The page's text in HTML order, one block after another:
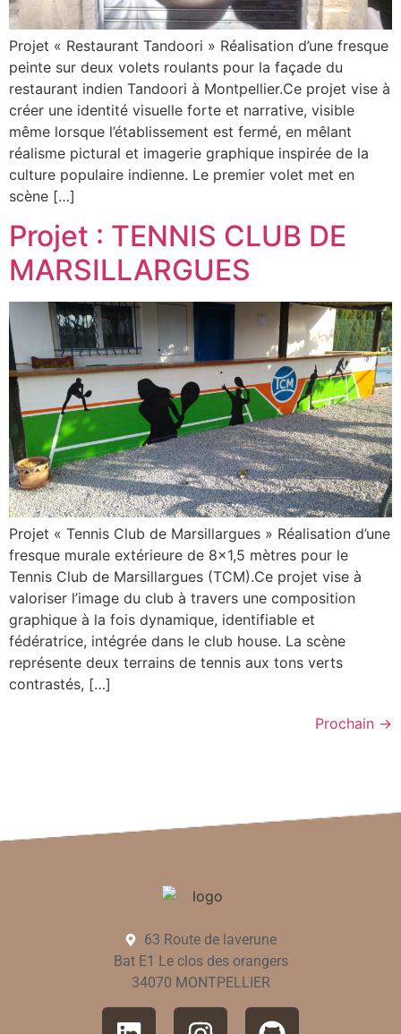
Projet « Restaurant Tandoori » Réalisation d’une fresque
peinte sur deux volets roulants pour la façade du
restaurant indien Tandoori à Montpellier.Ce projet vise à
créer une identité visuelle forte et narrative, visible
même lorsque l’établissement est fermé, en mêlant
réalisme pictural et imagerie graphique inspirée de la
culture populaire indienne. Le premier volet met en
scène […]
Projet : TENNIS CLUB DE
MARSILLARGUES
Projet « Tennis Club de Marsillargues » Réalisation d’une
fresque murale extérieure de 8×1,5 mètres pour le
Tennis Club de Marsillargues (TCM).Ce projet vise à
valoriser l’image du club à travers une composition
graphique à la fois dynamique, identifiable et
fédératrice, intégrée dans le club house. La scène
représente deux terrains de tennis aux tons verts
contrastés, […]
Prochain →
63 Route de laverune
Bat E1 Le clos des orangers
34070 MONTPELLIER